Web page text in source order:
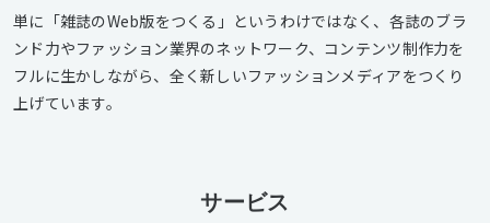
単に「雑誌のWeb版をつくる」というわけではなく、各誌のブラ
ンド力やファッション業界のネットワーク、コンテンツ制作力を
フルに生かしながら、全く新しいファッションメディアをつくり
上げています。
サービス